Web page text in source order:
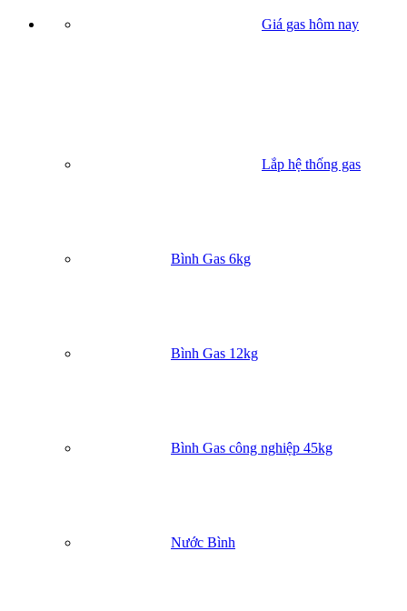
Giá gas hôm nay
Lắp hệ thống gas
Bình Gas 6kg
Bình Gas 12kg
Bình Gas công nghiệp 45kg
Nước Bình